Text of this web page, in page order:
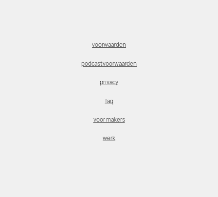
voorwaarden
podcastvoorwaarden
privacy
faq
voor makers
werk